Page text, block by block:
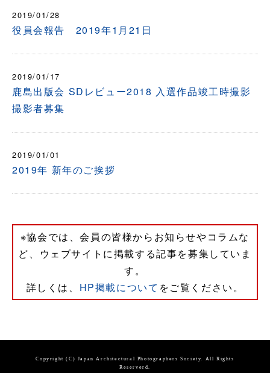
2019/01/28
役員会報告 2019年1月21日
2019/01/17
鹿島出版会 SDレビュー2018 入選作品竣工時撮影
撮影者募集
2019/01/01
2019年 新年のご挨拶
※協会では、会員の皆様からお知らせやコラムな
ど、ウェブサイトに掲載する記事を募集していま
す。
詳しくは、 HP掲載について をご覧ください。
Copyright (C) Japan Architectural Photographers Society. All Rights
Reserverd.